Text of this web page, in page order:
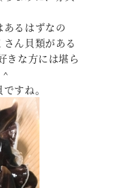
あるはずなの
ん貝類がある
きな方には堪ら
^
すね。